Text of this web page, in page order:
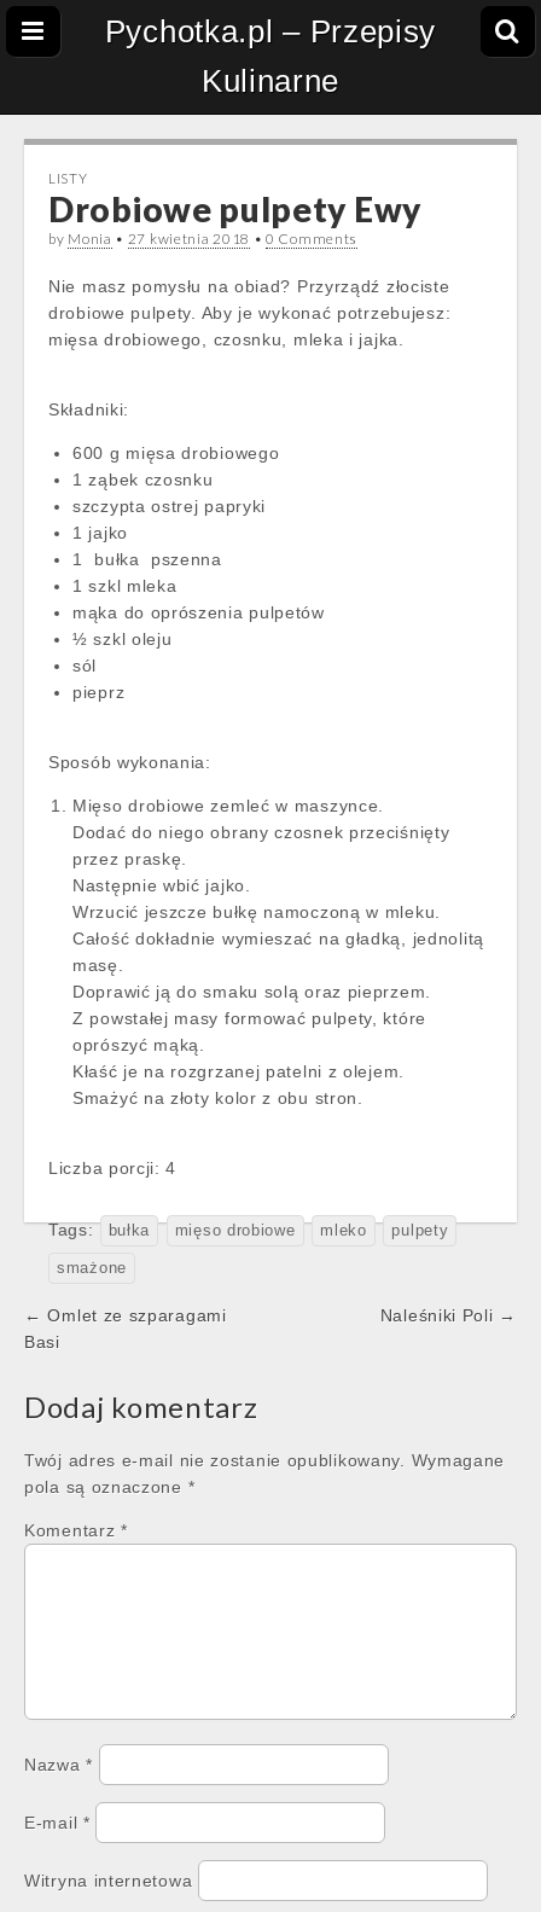
Pychotka.pl – Przepisy
Kulinarne
LISTY
Drobiowe pulpety Ewy
by Monia • 27 kwietnia 2018 •0 Comments
Nie masz pomysłu na obiad? Przyrządź złociste
drobiowe pulpety. Aby je wykonać potrzebujesz:
mięsa drobiowego, czosnku, mleka i jajka.
Składniki:
600 g mięsa drobiowego
1 ząbek czosnku
szczypta ostrej papryki
1 jajko
1 bułka pszenna
1 szkl mleka
mąka do oprószenia pulpetów
½ szkl oleju
sól
pieprz
Sposób wykonania:
Mięso drobiowe zemleć w maszynce.
Dodać do niego obrany czosnek przeciśnięty
przez praskę.
Następnie wbić jajko.
Wrzucić jeszcze bułkę namoczoną w mleku.
Całość dokładnie wymieszać na gładką, jednolitą
masę.
Doprawić ją do smaku solą oraz pieprzem.
Z powstałej masy formować pulpety, które
oprószyć mąką.
Kłaść je na rozgrzanej patelni z olejem.
Smażyć na złoty kolor z obu stron.
Liczba porcji: 4
Tags: bułka mięso drobiowe mleko pulpety
smażone
Post
navigation
← Omlet ze szparagami
Basi
Naleśniki Poli →
Dodaj komentarz
Twój adres e-mail nie zostanie opublikowany.
Wymagane
pola są oznaczone *
Komentarz *
Nazwa*
E-mail *
Witryna internetowa